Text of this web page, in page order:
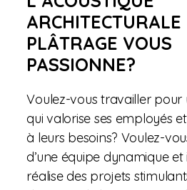
ARCHITECTURALE
PLÂTRAGE VOUS
PASSIONNE?
Voulez-vous travailler pour
qui valorise ses employés
à leurs besoins? Voulez-
d’une équipe dynamique
réalise des projets